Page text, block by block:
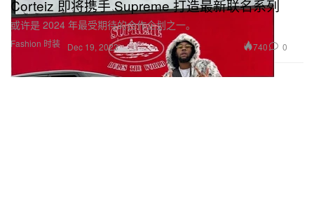
Fashion 时装
Corteiz 即将携手 Supreme 打造最新联名系列
或许是 2024 年最受期待的合作企划之一。
Dec 19, 2023 740 0